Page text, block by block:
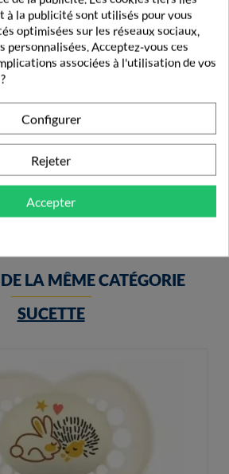
Attache-Sucette Chaînette
5,49 €
LA MÊME CATÉGORIE
SUCETTE
à la publicité sont utilisés pour vous
optimisées sur les réseaux sociaux,
personnalisées. Acceptez-vous ces
associées à l'utilisation de vos
Configurer
Rejeter
Accepter